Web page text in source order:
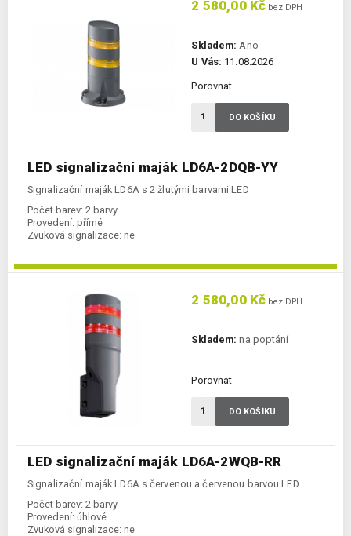
LED signalizační maják LD6A-2DQB-YY
Signalizační maják LD6A s 2 žlutými barvami LED
Počet barev: 2 barvy
Provedení: přímé
Zvuková signalizace: ne
2 580,00 Kč bez DPH
Skladem: Ano
U Vás: 11.08.2026
Porovnat
DO KOŠÍKU
LED signalizační maják LD6A-2WQB-RR
Signalizační maják LD6A s červenou a červenou barvou LED
Počet barev: 2 barvy
Provedení: úhlové
Zvuková signalizace: ne
2 580,00 Kč bez DPH
Skladem: na poptání
Porovnat
DO KOŠÍKU